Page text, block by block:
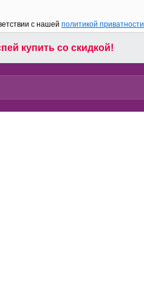
с нашей политикой приватности
купить со скидкой!